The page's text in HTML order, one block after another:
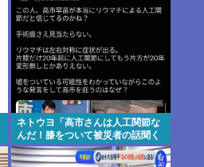
ネトウヨ「高市さんは人工関節な
んだ！膝をついて被災者の話聞く
とか拷問だろ！」⇒高市の膝に人
工関節の手術痕が見当たらない